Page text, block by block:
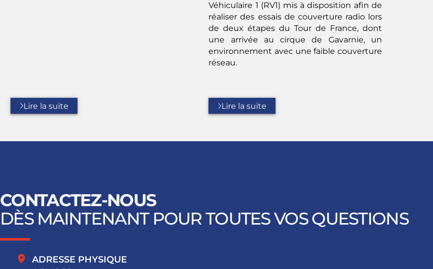
Lire la suite
Véhiculaire 1 (RV1) mis à disposition afin de
réaliser des essais de couverture radio lors
de deux étapes du Tour de France, dont
une arrivée au cirque de Gavarnie, un
environnement avec une faible couverture
réseau.
Lire la suite
CONTACTEZ-NOUS
DÈS MAINTENANT POUR TOUTES VOS QUESTIONS
ADRESSE PHYSIQUE